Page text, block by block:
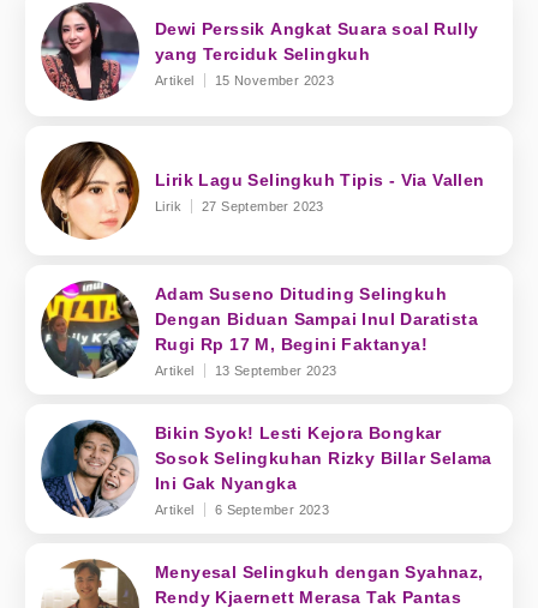
Dewi Perssik Angkat Suara soal Rully
yang Terciduk Selingkuh
Artikel 15 November 2023
Lirik Lagu Selingkuh Tipis - Via Vallen
Lirik 27 September 2023
Adam Suseno Dituding Selingkuh
Dengan Biduan Sampai Inul Daratista
Rugi Rp 17 M, Begini Faktanya!
Artikel 13 September 2023
Bikin Syok! Lesti Kejora Bongkar
Sosok Selingkuhan Rizky Billar Selama
Ini Gak Nyangka
Artikel 6 September 2023
Menyesal Selingkuh dengan Syahnaz,
Rendy Kjaernett Merasa Tak Pantas